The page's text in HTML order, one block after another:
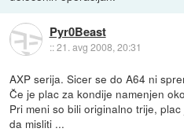
Pyr0Beast
::21. avg 2008, 20:31
AXP serija. Sicer se do A64 ni
Če je plac za kondije namenjen
Pri meni so bili originalno trije,
da misliti ...